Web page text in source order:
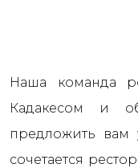
Наша команда
Кадакесом и
предложить вам
сочетается